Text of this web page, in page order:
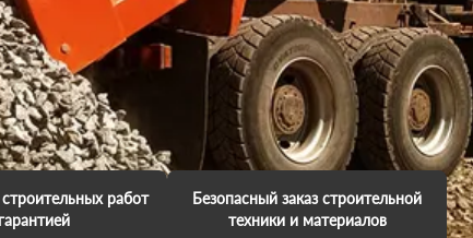
работ
Безопасный заказ строительной
техники и материалов